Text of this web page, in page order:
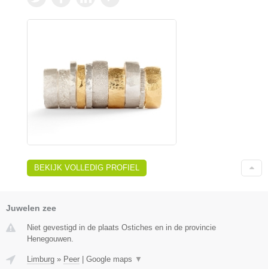
BEKIJK VOLLEDIG PROFIEL
Juwelen zee
Niet gevestigd in de plaats Ostiches en in de provincie
Henegouwen.
Limburg » Peer Google maps ▼